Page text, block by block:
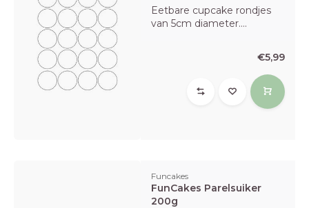
Eetbare cupcake rondjes
van 5cm diameter....
€5,99
Funcakes
FunCakes Parelsuiker
200g